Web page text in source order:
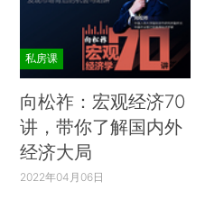
私房课
向松祚：宏观经济70
讲，带你了解国内外
经济大局
2022年04月06日